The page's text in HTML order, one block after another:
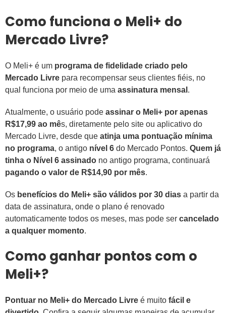
Como funciona o Meli+ do
Mercado Livre?
O Meli+ é um programa de fidelidade criado pelo
Mercado Livre para recompensar seus clientes fiéis, no
qual funciona por meio de uma assinatura mensal .
Atualmente, o usuário pode assinar o Meli+ por apenas
R$17,99 ao mês, diretamente pelo site ou aplicativo do
Mercado Livre, desde que atinja uma pontuação mínima
no programa, o antigo nível 6 do Mercado Pontos. Quem já
tinha o Nível 6 assinado no antigo programa, continuará
pagando o valor de R$14,90 por mês.
Os benefícios do Meli+ são válidos por 30 dias a partir da
data de assinatura, onde o plano é renovado
automaticamente todos os meses, mas pode ser cancelado
a qualquer momento.
Como ganhar pontos com o
Meli+?
Pontuar no Meli+ do Mercado Livre é muito fácil e